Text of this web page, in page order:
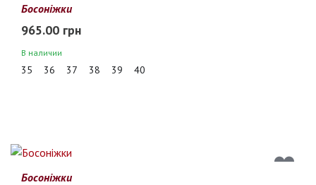
Босоніжки
965.00 грн
В наличии
35 36 37 38 39 40
Босоніжки